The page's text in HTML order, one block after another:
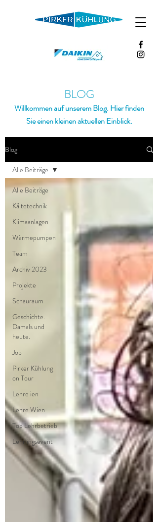
BLOG
Willkommen auf unserem Blog. Hier finden
Sie einen kleinen aktuellen Einblick.
Blog
Alle Beiträge
Kältetechnik
Klimaanlagen
Wärmepumpen
Team
Archiv 2023
Projekte
Schauraum
Geschichte.
Damals und
heute.
Job
Pirker Kühlung
on Tour
Lehre ien
Lehre Wien
Top Lehrbetrieb
Lehrlingsevent
Alle Beiträge